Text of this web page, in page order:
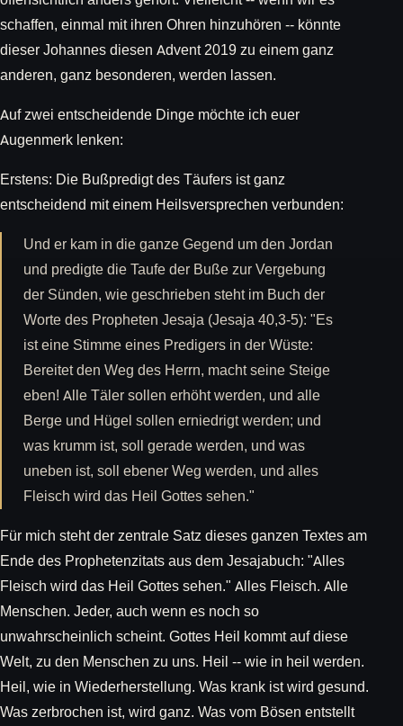
schaffen, einmal mit ihren Ohren hinzuhören -- könnte
dieser Johannes diesen Advent 2019 zu einem ganz
anderen, ganz besonderen, werden lassen.
Auf zwei entscheidende Dinge möchte ich euer
Augenmerk lenken:
Erstens: Die Bußpredigt des Täufers ist ganz
entscheidend mit einem Heilsversprechen verbunden:
Und er kam in die ganze Gegend um den Jordan
und predigte die Taufe der Buße zur Vergebung
der Sünden, wie geschrieben steht im Buch der
Worte des Propheten Jesaja (Jesaja 40,3-5): "Es
ist eine Stimme eines Predigers in der Wüste:
Bereitet den Weg des Herrn, macht seine Steige
eben! Alle Täler sollen erhöht werden, und alle
Berge und Hügel sollen erniedrigt werden; und
was krumm ist, soll gerade werden, und was
uneben ist, soll ebener Weg werden, und alles
Fleisch wird das Heil Gottes sehen."
Für mich steht der zentrale Satz dieses ganzen Textes am
Ende des Prophetenzitats aus dem Jesajabuch: "Alles
Fleisch wird das Heil Gottes sehen." Alles Fleisch. Alle
Menschen. Jeder, auch wenn es noch so
unwahrscheinlich scheint. Gottes Heil kommt auf diese
Welt, zu den Menschen zu uns. Heil -- wie in heil werden.
Heil, wie in Wiederherstellung. Was krank ist wird gesund.
Was zerbrochen ist, wird ganz. Was vom Bösen entstellt